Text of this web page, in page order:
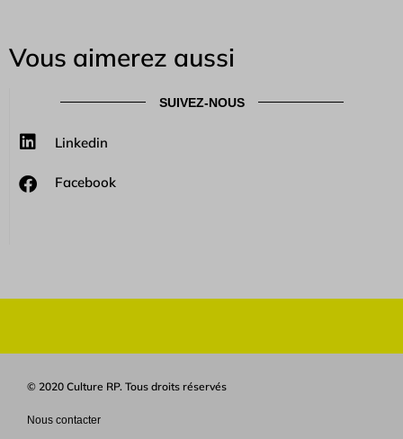
Vous aimerez aussi
SUIVEZ-NOUS
Linkedin
Facebook
© 2020 Culture RP. Tous droits réservés
Nous contacter